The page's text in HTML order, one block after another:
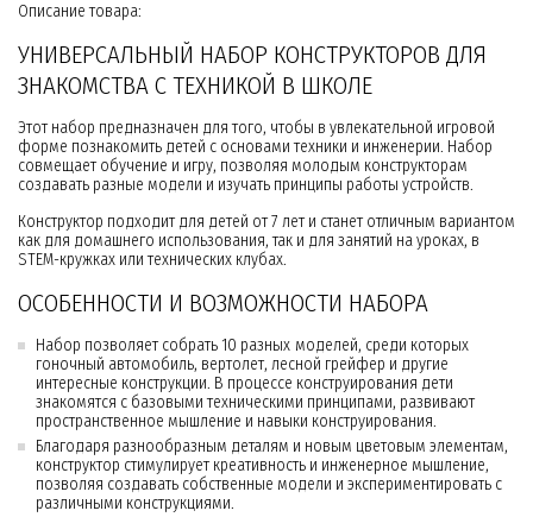
Описание товара:
УНИВЕРСАЛЬНЫЙ НАБОР КОНСТРУКТОРОВ ДЛЯ
ЗНАКОМСТВА С ТЕХНИКОЙ В ​​ШКОЛЕ
Этот набор предназначен для того, чтобы в увлекательной игровой
форме познакомить детей с основами техники и инженерии. Набор
совмещает обучение и игру, позволяя молодым конструкторам
создавать разные модели и изучать принципы работы устройств.
Конструктор подходит для детей от 7 лет и станет отличным вариантом
как для домашнего использования, так и для занятий на уроках, в
STEM-кружках или технических клубах.
ОСОБЕННОСТИ И ВОЗМОЖНОСТИ НАБОРА
Набор позволяет собрать 10 разных моделей, среди которых
гоночный автомобиль, вертолет, лесной грейфер и другие
интересные конструкции. В процессе конструирования дети
знакомятся с базовыми техническими принципами, развивают
пространственное мышление и навыки конструирования.
Благодаря разнообразным деталям и новым цветовым элементам,
конструктор стимулирует креативность и инженерное мышление,
позволяя создавать собственные модели и экспериментировать с
различными конструкциями.